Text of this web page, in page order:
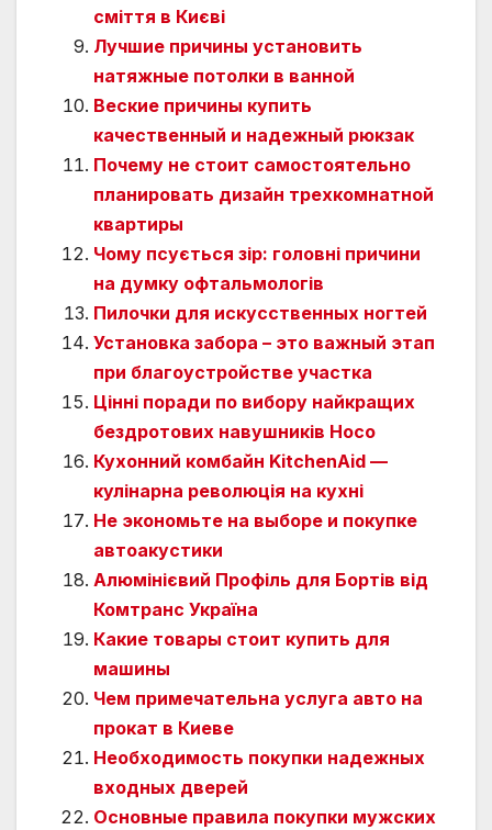
сміття в Києві
Лучшие причины установить
натяжные потолки в ванной
Веские причины купить
качественный и надежный рюкзак
Почему не стоит самостоятельно
планировать дизайн трехкомнатной
квартиры
Чому псується зір: головні причини
на думку офтальмологів
Пилочки для искусственных ногтей
Установка забора – это важный этап
при благоустройстве участка
Цінні поради по вибору найкращих
бездротових навушників Hoco
Кухонний комбайн KitchenAid —
кулінарна революція на кухні
Не экономьте на выборе и покупке
автоакустики
Алюмінієвий Профіль для Бортів від
Комтранс Україна
Какие товары стоит купить для
машины
Чем примечательна услуга авто на
прокат в Киеве
Необходимость покупки надежных
входных дверей
Основные правила покупки мужских